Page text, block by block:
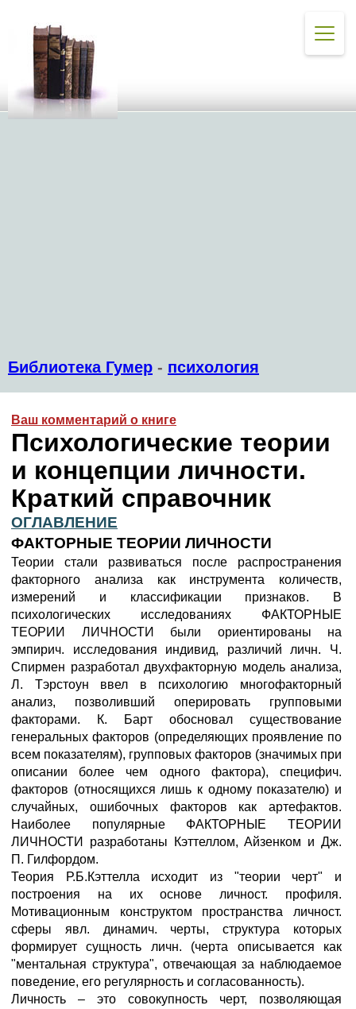
Библиотека Гумер - психология
Ваш комментарий о книге
Психологические теории
и концепции личности.
Краткий справочник
ОГЛАВЛЕНИЕ
ФАКТОРНЫЕ ТЕОРИИ ЛИЧНОСТИ
Теории стали развиваться после распространения
факторного анализа как инструмента количеств,
измерений и классификации признаков. В
психологических исследованиях ФАКТОРНЫЕ
ТЕОРИИ ЛИЧНОСТИ были ориентированы на
эмпирич. исследования индивид, различий личн. Ч.
Спирмен разработал двухфакторную модель анализа,
Л. Тэрстоун ввел в психологию многофакторный
анализ, позволивший оперировать групповыми
факторами. К. Барт обосновал существование
генеральных факторов (определяющих проявление по
всем показателям), групповых факторов (значимых при
описании более чем одного фактора), специфич.
факторов (относящихся лишь к одному показателю) и
случайных, ошибочных факторов как артефактов.
Наиболее популярные ФАКТОРНЫЕ ТЕОРИИ
ЛИЧНОСТИ разработаны Кэттеллом, Айзенком и Дж.
П. Гилфордом.
Теория Р.Б.Кэттелла исходит из "теории черт" и
построения на их основе личност. профиля.
Мотивационным конструктом пространства личност.
сферы явл. динамич. черты, структура которых
формирует сущность личн. (черта описывается как
"ментальная структура", отвечающая за наблюдаемое
поведение, его регулярность и согласованность).
Личность – это совокупность черт, позволяющая